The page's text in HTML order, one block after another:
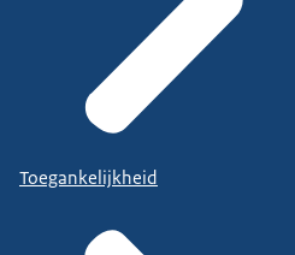
Toegankelijkheid